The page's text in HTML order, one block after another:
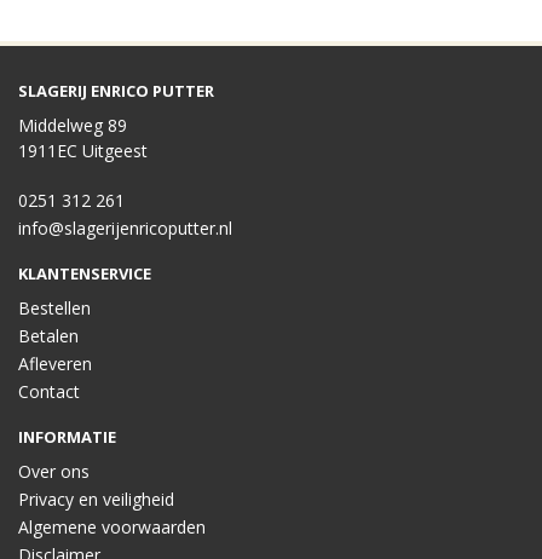
SLAGERIJ ENRICO PUTTER
Middelweg 89
1911EC Uitgeest
0251 312 261
info@slagerijenricoputter.nl
KLANTENSERVICE
Bestellen
Betalen
Afleveren
Contact
INFORMATIE
Over ons
Privacy en veiligheid
Algemene voorwaarden